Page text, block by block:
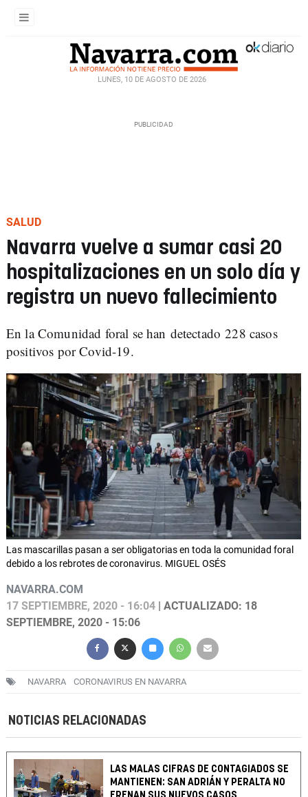
LUNES, 10 DE AGOSTO DE 2026
SALUD
Navarra vuelve a sumar casi 20
hospitalizaciones en un solo día y
registra un nuevo fallecimiento
En la Comunidad foral se han detectado 228 casos
positivos por Covid-19.
Las mascarillas pasan a ser obligatorias en toda la comunidad foral
debido a los rebrotes de coronavirus. MIGUEL OSÉS
NAVARRA.COM
17 SEPTIEMBRE, 2020 - 16:04 | ACTUALIZADO: 18
SEPTIEMBRE, 2020 - 15:06
NAVARRA CORONAVIRUS EN NAVARRA
NOTICIAS RELACIONADAS
LAS MALAS CIFRAS DE CONTAGIADOS SE
MANTIENEN: SAN ADRIÁN Y PERALTA NO